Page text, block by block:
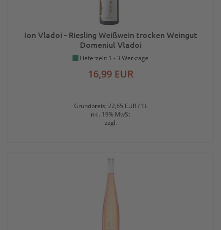
Ion Vladoi - Riesling Weißwein trocken Weingut
Domeniul Vladoi
Lieferzeit: 1 - 3 Werktage
16,99 EUR
Grundpreis: 22,65 EUR / 1L
inkl. 19% MwSt.
zzgl.